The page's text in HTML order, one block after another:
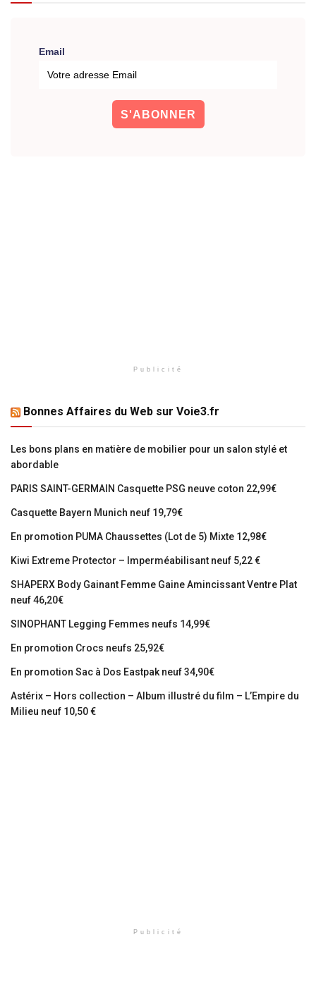
Email
Publicité
Bonnes Affaires du Web sur Voie3.fr
Les bons plans en matière de mobilier pour un salon stylé et
abordable
PARIS SAINT-GERMAIN Casquette PSG neuve coton 22,99€
Casquette Bayern Munich neuf 19,79€
En promotion PUMA Chaussettes (Lot de 5) Mixte 12,98€
Kiwi Extreme Protector – Imperméabilisant neuf 5,22 €
SHAPERX Body Gainant Femme Gaine Amincissant Ventre Plat
neuf 46,20€
SINOPHANT Legging Femmes neufs 14,99€
En promotion Crocs neufs 25,92€
En promotion Sac à Dos Eastpak neuf 34,90€
Astérix – Hors collection – Album illustré du film – L’Empire du
Milieu neuf 10,50 €
Publicité